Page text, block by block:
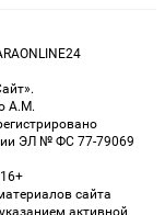
А.М.
ЭЛ № ФС 77-79069
сайта
активной